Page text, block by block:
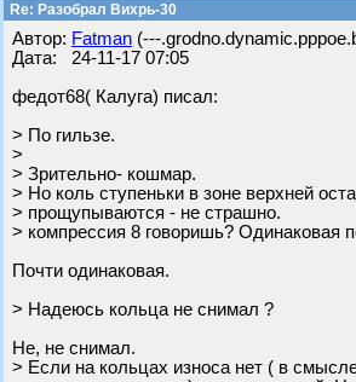
Re: Разобрал Вихрь-30
Автор: Fatman (---
Дата: 24-11-17 07:05
федот68( Калуга) писал:
> По гильзе.
>
> Зрительно- кошмар.
> Но коль ступеньки в зоне верхней
> прощупываются - не страшно.
> компрессия 8 говоришь? Одинаковая
Почти одинаковая.
> Надеюсь кольца не снимал ?
Не, не снимал.
> Если на кольцах износа нет ( в